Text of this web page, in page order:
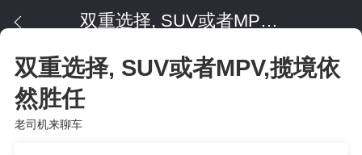
双重选择, SUV或者MPV,揽境依然胜任
双重选择, SUV或者MPV,揽境依
然胜任
老司机来聊车